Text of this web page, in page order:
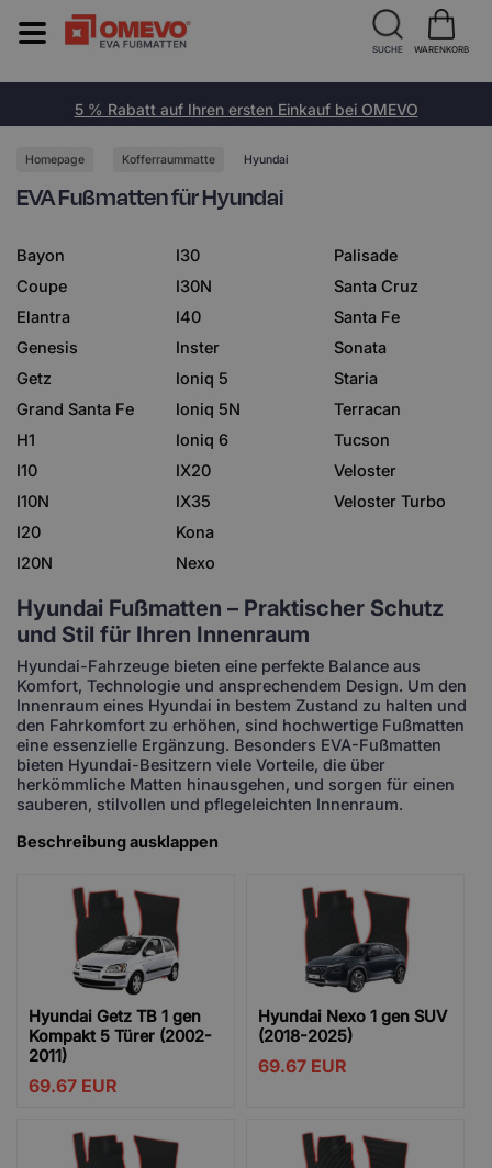
5 % Rabatt auf Ihren ersten Einkauf bei OMEVO
Homepage Kofferraummatte Hyundai
EVA Fußmatten für Hyundai
Bayon
Coupe
Elantra
Genesis
Getz
Grand Santa Fe
H1
I10
I10N
I20
I20N
I30
I30N
I40
Inster
Ioniq 5
Ioniq 5N
Ioniq 6
IX20
IX35
Kona
Nexo
Palisade
Santa Cruz
Santa Fe
Sonata
Staria
Terracan
Tucson
Veloster
Veloster Turbo
Hyundai Fußmatten – Praktischer Schutz
und Stil für Ihren Innenraum
Hyundai-Fahrzeuge bieten eine perfekte Balance aus
Komfort, Technologie und ansprechendem Design. Um den
Innenraum eines Hyundai in bestem Zustand zu halten und
den Fahrkomfort zu erhöhen, sind hochwertige Fußmatten
eine essenzielle Ergänzung. Besonders EVA-Fußmatten
bieten Hyundai-Besitzern viele Vorteile, die über
herkömmliche Matten hinausgehen, und sorgen für einen
sauberen, stilvollen und pflegeleichten Innenraum.
Beschreibung ausklappen
Hyundai Getz TB 1 gen
Kompakt 5 Türer (2002-
2011)
69.67 EUR
Hyundai Nexo 1 gen SUV
(2018-2025)
69.67 EUR
SUCHE WARENKORB